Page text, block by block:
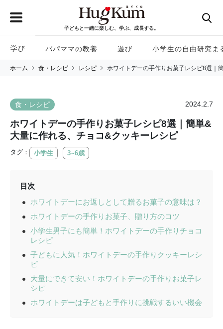
子どもと一緒に楽しむ、学ぶ、成長する。
学び パパママの教養 遊び 小学生の自由研究ま
ホーム 食・レシピ レシピ ホワイトデーの手作りお菓子レシピ8選｜
食・レシピ 2024.2.7
ホワイトデーの手作りお菓子レシピ8選｜簡単&
大量に作れる、チョコ&クッキーレシピ
タグ： 小学生 3~6歳
目次
ホワイトデーにお返しとして贈るお菓子の意味は？
ホワイトデーの手作りお菓子、贈り方のコツ
小学生男子にも簡単！ホワイトデーの手作りチョコ
レシピ
子どもに人気！ホワイトデーの手作りクッキーレシ
ピ
大量にできて安い！ホワイトデーの手作りお菓子レ
シピ
ホワイトデーは子どもと手作りに挑戦するいい機会